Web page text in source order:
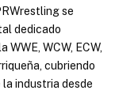
se
dedicado
WCW, ECW,
cubriendo
industria desde